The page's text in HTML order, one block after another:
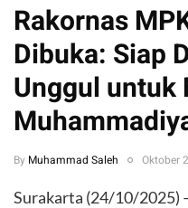
Rakornas
Dibuka: Siap
Unggul untuk
By Muhammad Saleh Oktober
Surakarta (24/10/2025)